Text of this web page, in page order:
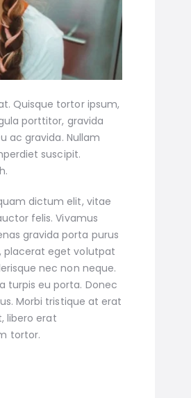
Quisque tortor ipsum,
porttitor, gravida
ac gravida. Nullam
suscipit.
dictum elit, vitae
felis. Vivamus
gravida porta purus
placerat eget volutpat
nec non neque.
turpis eu porta. Donec
Morbi tristique at erat
libero erat
tortor.